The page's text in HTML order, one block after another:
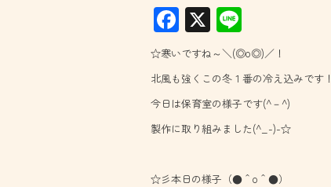
F
ac
e
b
o
ok
X
ne
☆寒いですね～＼(◎o◎)／！
北風も強くこの冬１番の冷え込みです！
今日は保育室の様子です(^－^)
製作に取り組みました(^_-)-☆
☆彡本日の様子（●＾o＾●）